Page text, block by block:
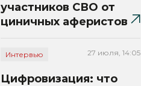
участников СВО от
циничных аферистов
Интервью 27 июля, 14:05
Цифровизация: что